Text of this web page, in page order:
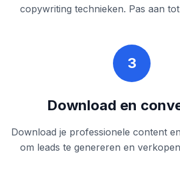
copywriting technieken. Pas aan
3
Download en
Download je professionele content
om leads te genereren en